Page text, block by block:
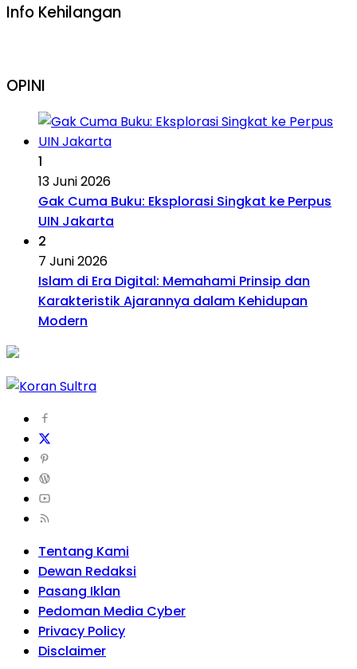
Info Kehilangan
OPINI
1
13 Juni 2026
Gak Cuma Buku: Eksplorasi Singkat ke Perpus
UIN Jakarta
2
7 Juni 2026
Islam di Era Digital: Memahami Prinsip dan
Karakteristik Ajarannya dalam Kehidupan
Modern
Tentang Kami
Dewan Redaksi
Pasang Iklan
Pedoman Media Cyber
Privacy Policy
Disclaimer